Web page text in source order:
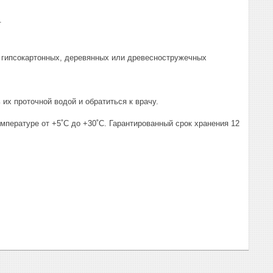
деревянных или древесностружечных
проточной водой и обратиться к врачу.
от +5˚С до +30˚С. Гарантированный срок хранения 12